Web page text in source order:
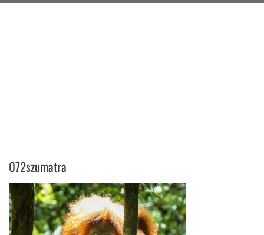
072szumatra